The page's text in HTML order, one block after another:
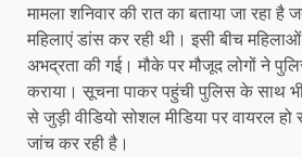
मामला शनिवार की रात का बताया जा रहा है
महिलाएं डांस कर रही थी। इसी बीच
अभद्रता की गई। मौके पर मौजूद लोगों ने
कराया। सूचना पाकर पहुंची पुलिस के साथ
से जुड़ी वीडियो सोशल मीडिया पर वायरल
जांच कर रही है।